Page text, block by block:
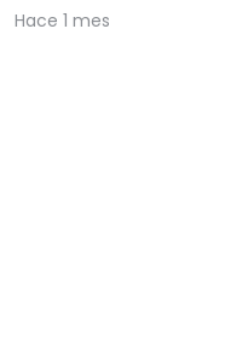
Hace 1 mes